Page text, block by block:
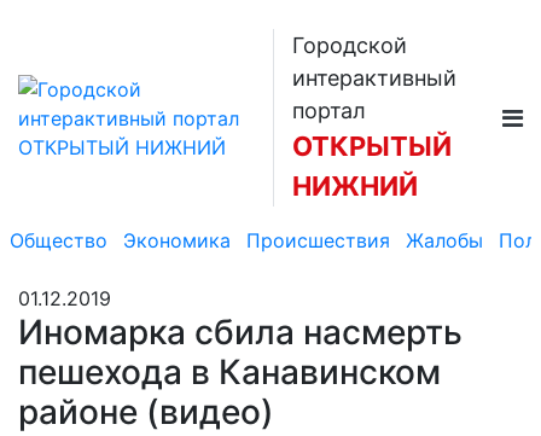
Городской
интерактивный
портал
ОТКРЫТЫЙ
НИЖНИЙ
Общество Экономика Происшествия Жалобы
01.12.2019
Иномарка сбила насмерть
пешехода в Канавинском
районе (видео)